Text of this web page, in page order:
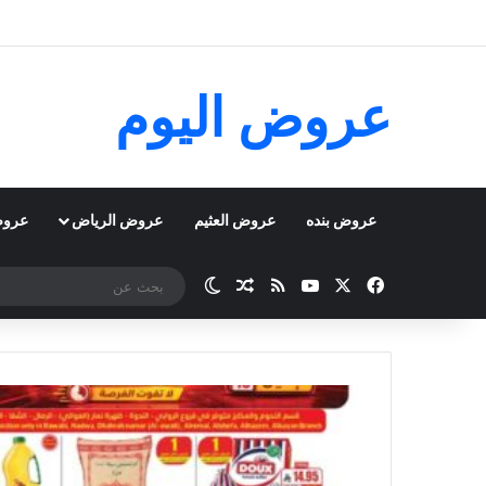
عروض اليوم
عروض بنده عروض العثيم عروض الرياض
فيسبوك ‫YouTubeملخص الموقع RSS
مقال عشوائي
الوضع المظلم